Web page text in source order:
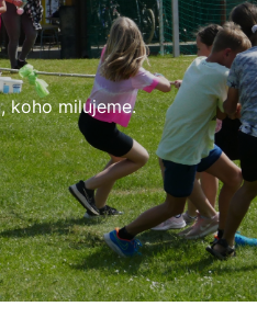
koho milujeme.